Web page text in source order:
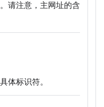
请注意，主网址的含
体标识符。